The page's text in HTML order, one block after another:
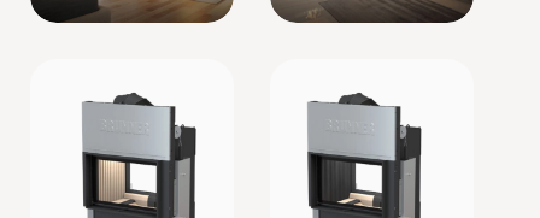
Möjlighet att komplettera med BRUNNER
Nominell effekt
Vedkapacitet2–4 kg
Vedlängd upp till
Hög verkningsgrad och mycket låga